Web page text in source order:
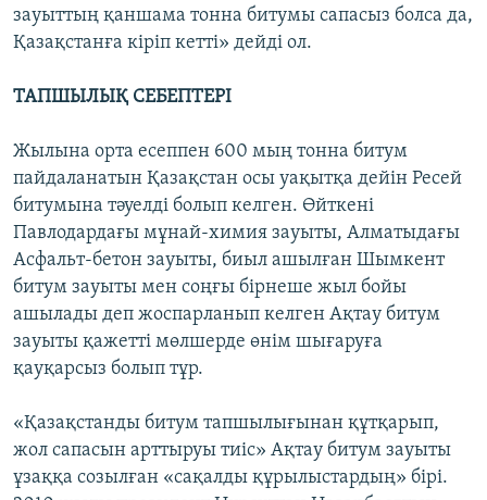
зауыттың қаншама тонна битумы сапасыз болса да,
Қазақстанға кіріп кетті» дейді ол.
ТАПШЫЛЫҚ СЕБЕПТЕРІ
Жылына орта есеппен 600 мың тонна битум
пайдаланатын Қазақстан осы уақытқа дейін Ресей
битумына тәуелді болып келген. Өйткені
Павлодардағы мұнай-химия зауыты, Алматыдағы
Асфальт-бетон зауыты, биыл ашылған Шымкент
битум зауыты мен соңғы бірнеше жыл бойы
ашылады деп жоспарланып келген Ақтау битум
зауыты қажетті мөлшерде өнім шығаруға
қауқарсыз болып тұр.
«Қазақстанды битум тапшылығынан құтқарып,
жол сапасын арттыруы тиіс» Ақтау битум зауыты
ұзаққа созылған «сақалды құрылыстардың» бірі.